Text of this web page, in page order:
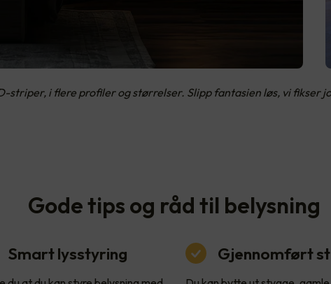
striper, i flere profiler og størrelser. Slipp fantasien løs, vi fikser
Gode tips og råd til belysning
Smart lysstyring Gjennomført